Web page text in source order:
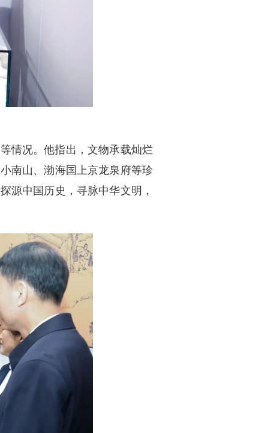
情况。他指出，文物承载灿烂
南山、渤海国上京龙泉府等珍
源中国历史，寻脉中华文明，